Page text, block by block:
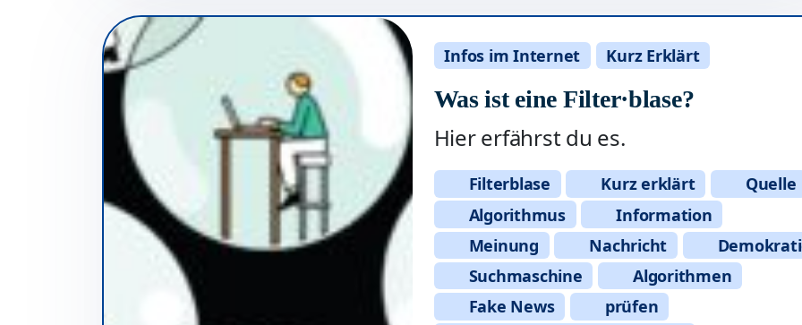
Infos im Internet Kurz Erklärt
Was ist eine Filter·blase?
Hier erfährst du es.
Filterblase Kurz erklärt
Quelle
Algorithmus
Information
Meinung
Nachricht
Suchmaschine
Algorithmen
Fake News
prüfen